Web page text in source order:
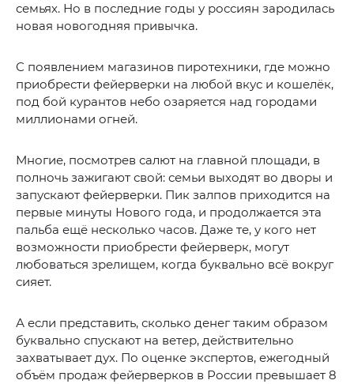
семьях. Но в последние годы у россиян зародилась
новая новогодняя привычка.
С появлением магазинов пиротехники, где можно
приобрести фейерверки на любой вкус и кошелёк,
под бой курантов небо озаряется над городами
миллионами огней.
Многие, посмотрев салют на главной площади, в
полночь зажигают свой: семьи выходят во дворы и
запускают фейерверки. Пик залпов приходится на
первые минуты Нового года, и продолжается эта
пальба ещё несколько часов. Даже те, у кого нет
возможности приобрести фейерверк, могут
любоваться зрелищем, когда буквально всё вокруг
сияет.
А если представить, сколько денег таким образом
буквально спускают на ветер, действительно
захватывает дух. По оценке экспертов, ежегодный
объём продаж фейерверков в России превышает 8